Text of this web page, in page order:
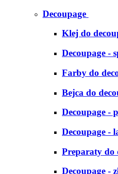
Decoupage
Klej do
Decoupage -
Farby do
Bejca do
Decoupage -
Decoupage -
Preparaty do
Decoupage -